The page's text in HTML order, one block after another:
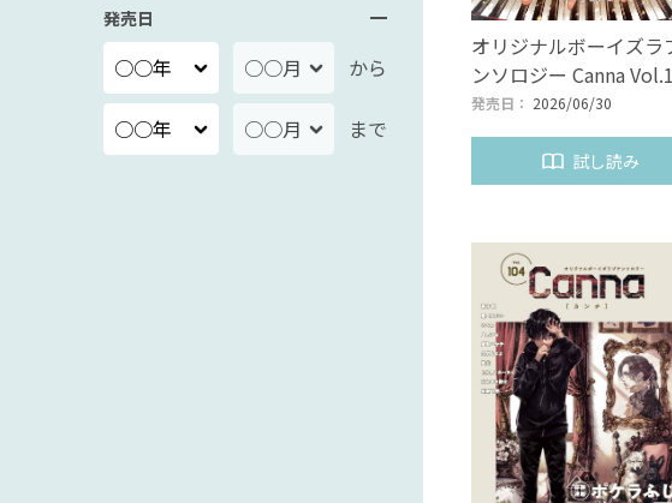
発売日
から
まで
オリジナルボーイズラ
ンソロジー Canna
発売日： 2026/06/30
試し読み